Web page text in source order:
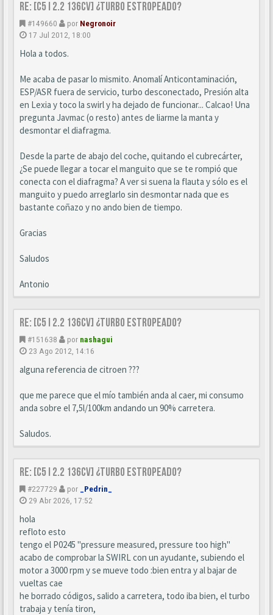
Re: [C5 I 2.2 136cv] ¿turbo estropeado?
#149660 por Negronoir
17 Jul 2012, 18:00
Hola a todos.
Me acaba de pasar lo mismito. Anomalí Anticontaminación,
ESP/ASR fuera de servicio, turbo desconectado, Presión alta
en Lexia y toco la swirl y ha dejado de funcionar... Calcao! Una
pregunta Javmac (o resto) antes de liarme la manta y
desmontar el diafragma.
Desde la parte de abajo del coche, quitando el cubrecárter,
¿Se puede llegar a tocar el manguito que se te rompió que
conecta con el diafragma? A ver si suena la flauta y sólo es el
manguito y puedo arreglarlo sin desmontar nada que es
bastante coñazo y no ando bien de tiempo.
Gracias
Saludos
Antonio
Re: [C5 I 2.2 136cv] ¿turbo estropeado?
#151638 por nashagui
23 Ago 2012, 14:16
alguna referencia de citroen ???
que me parece que el mío también anda al caer, mi consumo
anda sobre el 7,5l/100km andando un 90% carretera.
Saludos.
Re: [C5 I 2.2 136cv] ¿turbo estropeado?
#227729 por
_Pedrin_
29 Abr 2026, 17:52
hola
refloto esto
tengo el P0245 "pressure measured, pressure too high"
acabo de comprobar la SWIRL con un ayudante, subiendo el
motor a 3000 rpm y se mueve todo :bien entra y al bajar de
vueltas cae
he borrado códigos, salido a carretera, todo iba bien, el turbo
trabaja y tenía tiron,